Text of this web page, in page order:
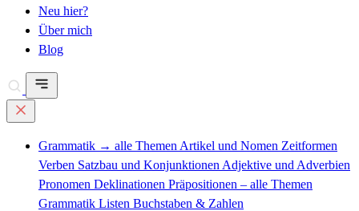
Neu hier?
Über mich
Blog
Grammatik → alle Themen Artikel und Nomen Zeitformen
Verben Satzbau und Konjunktionen Adjektive und Adverbien
Pronomen Deklinationen Präpositionen – alle Themen
Grammatik Listen Buchstaben & Zahlen